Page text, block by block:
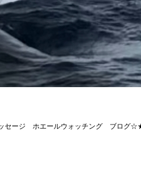
セージ ホエールウォッチング ブログ